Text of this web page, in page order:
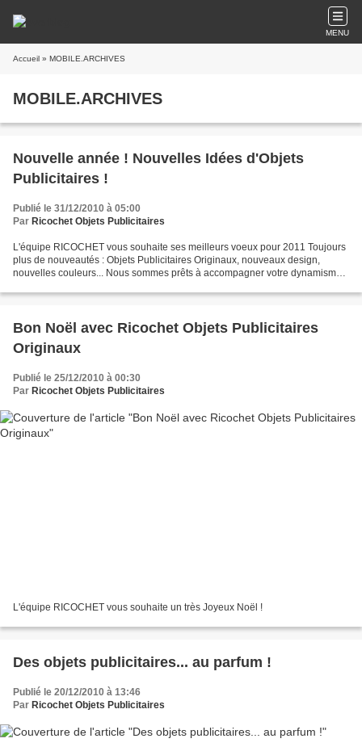
MENU
Accueil » MOBILE.ARCHIVES
MOBILE.ARCHIVES
Nouvelle année ! Nouvelles Idées d'Objets
Publicitaires !
Publié le 31/12/2010 à 05:00
Par Ricochet Objets Publicitaires
L'équipe RICOCHET vous souhaite ses meilleurs voeux pour 2011 Toujours
plus de nouveautés : Objets Publicitaires Originaux, nouveaux design,
nouvelles couleurs... Nous sommes prêts à accompagner votre dynamisme
Bon Noël avec Ricochet Objets Publicitaires
Originaux
Publié le 25/12/2010 à 00:30
Par Ricochet Objets Publicitaires
L'équipe RICOCHET vous souhaite un très Joyeux Noël !
Des objets publicitaires... au parfum !
Publié le 20/12/2010 à 13:46
Par Ricochet Objets Publicitaires